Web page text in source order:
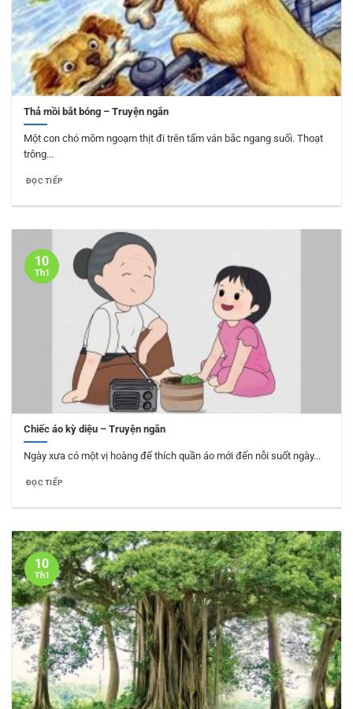
Thả mồi bắt bóng – Truyện ngắn
Một con chó mõm ngoạm thịt đi trên tấm ván bắc ngang suối. Thoạt
trông...
ĐỌC TIẾP
Chiếc áo kỳ diệu – Truyện ngắn
Ngày xưa có một vị hoàng đế thích quần áo mới đến nỗi suốt ngày...
ĐỌC TIẾP
10
Th1
10
Th1